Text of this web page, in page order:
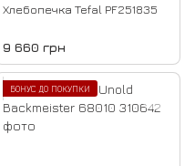
Хлебопечка Tefal PF251835
9 660 грн
БОНУС ДО ПОКУПКИ